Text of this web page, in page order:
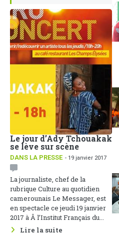
Le jour d’Ady Tchouakak
se lève sur scène
DANS LA PRESSE - 19 janvier 2017
La journaliste, chef de la
rubrique Culture au quotidien
camerounais Le Messager, est
en spectacle ce jeudi 19 janvier
2017 à Â l’Institut Français du...
Lire la suite